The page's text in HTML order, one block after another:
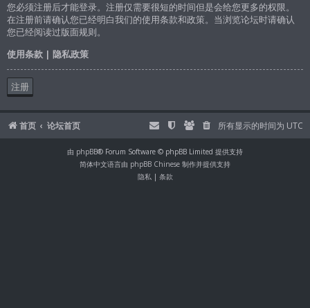
您必须注册后才能登录。注册仅需要很短的时间但是会给您更多的权限。
在注册前请确认您已经明白我们的使用条款和政策。当浏览论坛时请确认
您已经阅读过版面规则。
使用条款 | 隐私政策
注册
首页 论坛首页 所有显示的时间为 UTC
由 phpBB® Forum Software © phpBB Limited 提供支持
简体中文语言由 phpBB Chinese 制作并提供支持
隐私| 条款